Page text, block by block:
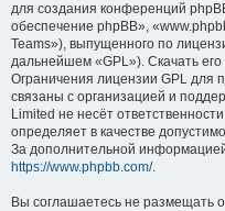
для создания конференций
обеспечение phpBB»,
Teams»), выпущенного по
дальнейшем «GPL»). Скачать
Ограничения лицензии GPL для
связаны с организацией и
Limited не несёт
определяет в качестве
За дополнительной
https://www.phpbb.com/.
Вы соглашаетесь не размещать